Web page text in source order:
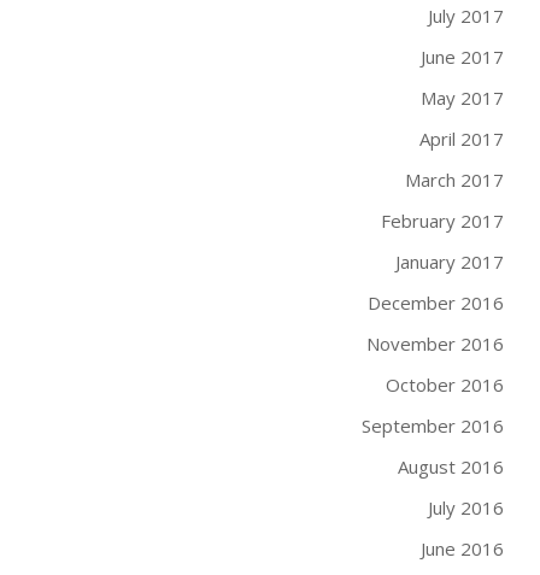
July 2017
June 2017
May 2017
April 2017
March 2017
February 2017
January 2017
December 2016
November 2016
October 2016
September 2016
August 2016
July 2016
June 2016